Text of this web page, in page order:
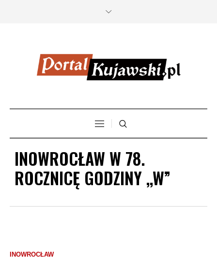
INOWROCŁAW W 78.
ROCZNICĘ GODZINY ,,W”
INOWROCŁAW